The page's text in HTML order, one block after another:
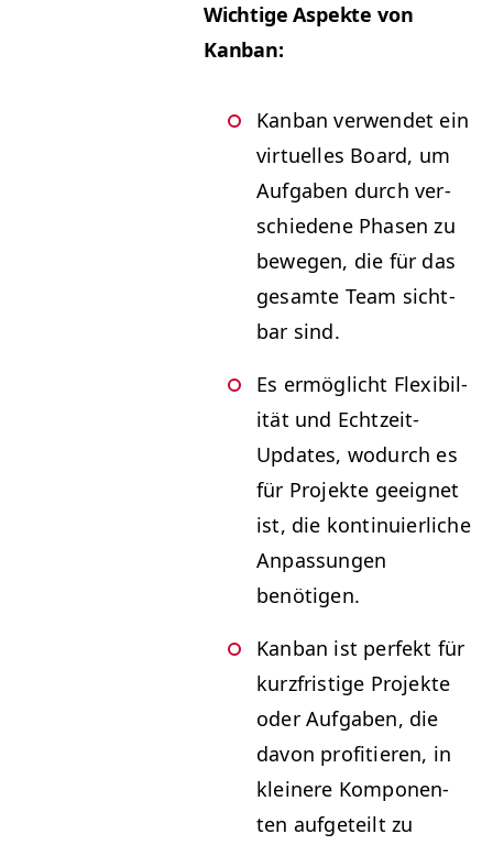
Wichtige Aspek­te von
Kanban:
Kan­ban ver­wen­det ein
virtuelles Board, um
Auf­gaben durch ver­
schiedene Phasen zu
bewe­gen, die für das
gesamte Team sicht­
bar sind.
Es ermöglicht Flex­i­bil­
ität und Echtzeit-
Updates, wodurch es
für Pro­jek­te geeignet
ist, die kon­tinuier­liche
Anpas­sun­gen
benötigen.
Kan­ban ist per­fekt für
kurzfristige Pro­jek­te
oder Auf­gaben, die
davon prof­i­tieren, in
kleinere Kom­po­nen­
ten aufgeteilt zu